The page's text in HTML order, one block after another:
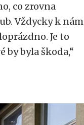
co zrovna
Vždycky k nám
Je to
by byla škoda,“